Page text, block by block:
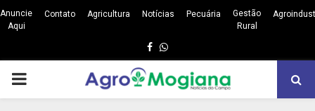
Anuncie
Aqui
Contato Agricultura Notícias Pecuária
Gestão
Rural
Facebook
Whatsapp
PRIMARY